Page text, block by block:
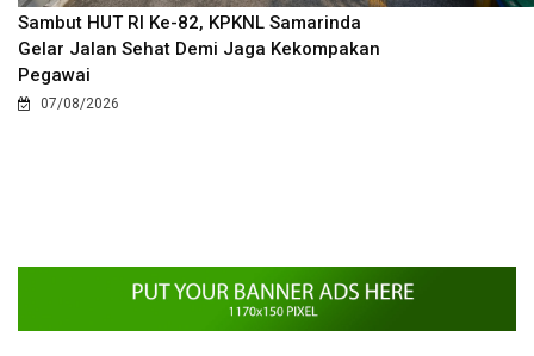
Sambut HUT RI Ke-82, KPKNL Samarinda
Gelar Jalan Sehat Demi Jaga Kekompakan
Pegawai
07/08/2026